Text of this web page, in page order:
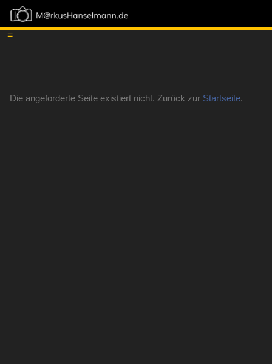
≡
Die angeforderte Seite existiert nicht. Zurück zur Startseite.